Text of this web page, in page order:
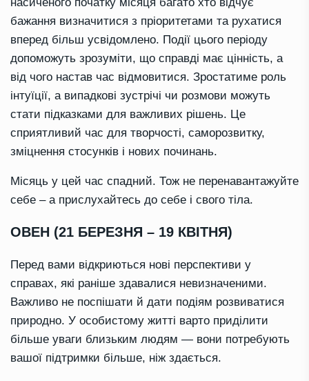
бажання визначитися з пріоритетами та рухатися
вперед більш усвідомлено. Події цього періоду
допоможуть зрозуміти, що справді має цінність, а
від чого настав час відмовитися. Зростатиме роль
інтуїції, а випадкові зустрічі чи розмови можуть
стати підказками для важливих рішень. Це
сприятливий час для творчості, саморозвитку,
зміцнення стосунків і нових починань.
Місяць у цей час спадний. Тож не перенавантажуйте
себе – а прислухайтесь до себе і свого тіла.
ОВЕН (21 БЕРЕЗНЯ – 19 КВІТНЯ)
Перед вами відкриються нові перспективи у
справах, які раніше здавалися невизначеними.
Важливо не поспішати й дати подіям розвиватися
природно. У особистому житті варто приділити
більше уваги близьким людям — вони потребують
вашої підтримки більше, ніж здається.